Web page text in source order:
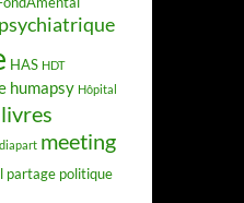
HAS HDT
humapsy Hôpital
livres
meeting
partage politique